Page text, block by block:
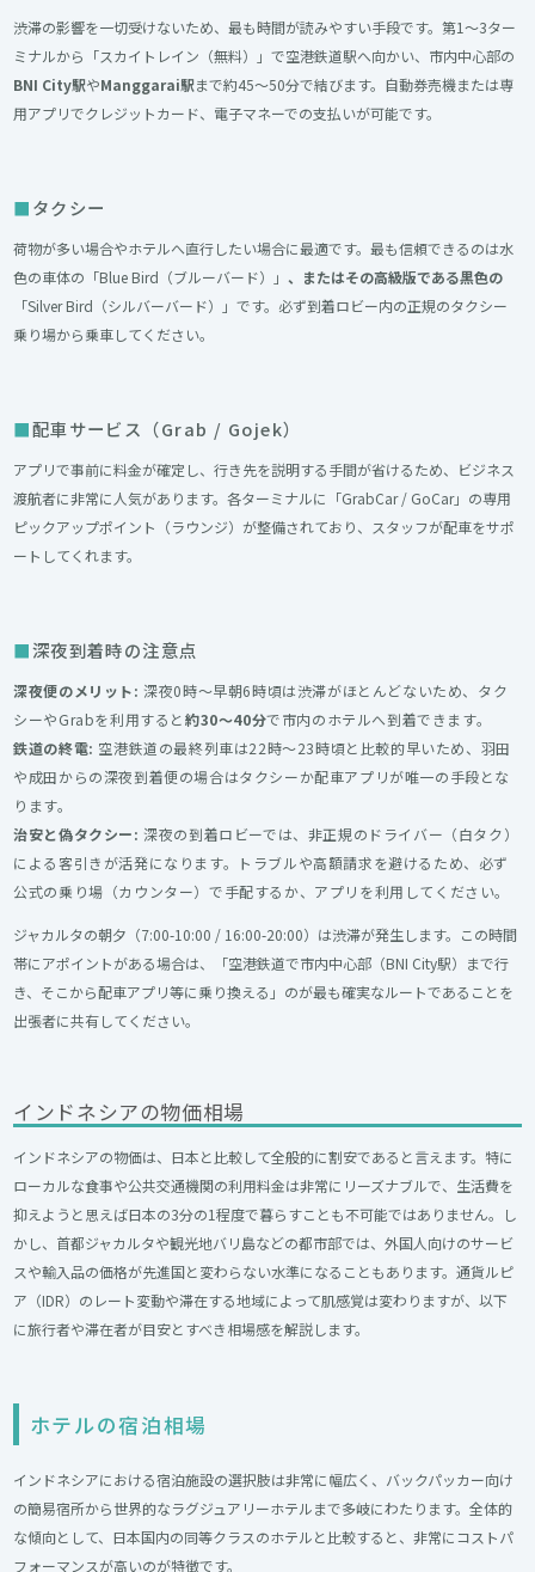
渋滞の影響を一切受けないため、最も時間が読みやすい手段です。第1〜3ター
ミナルから「スカイトレイン（無料）」で空港鉄道駅へ向かい、市内中心部の
BNI City駅やManggarai駅まで約45〜50分で結びます。自動券売機または専
用アプリでクレジットカード、電子マネーでの支払いが可能です。
タクシー
荷物が多い場合やホテルへ直行したい場合に最適です。最も信頼できるのは水
色の車体の「Blue Bird（ブルーバード）」、またはその高級版である黒色の
「Silver Bird（シルバーバード）」です。必ず到着ロビー内の正規のタクシー
乗り場から乗車してください。
配車サービス（Grab / Gojek）
アプリで事前に料金が確定し、行き先を説明する手間が省けるため、ビジネス
渡航者に非常に人気があります。各ターミナルに「GrabCar / GoCar」の専用
ピックアップポイント（ラウンジ）が整備されており、スタッフが配車をサポ
ートしてくれます。
深夜到着時の注意点
深夜便のメリット: 深夜0時〜早朝6時頃は渋滞がほとんどないため、タク
シーやGrabを利用すると約30〜40分で市内のホテルへ到着できます。
鉄道の終電: 空港鉄道の最終列車は22時〜23時頃と比較的早いため、羽田
や成田からの深夜到着便の場合はタクシーか配車アプリが唯一の手段とな
ります。
治安と偽タクシー: 深夜の到着ロビーでは、非正規のドライバー（白タク）
による客引きが活発になります。トラブルや高額請求を避けるため、必ず
公式の乗り場（カウンター）で手配するか、アプリを利用してください。
ジャカルタの朝夕（7:00-10:00 / 16:00-20:00）は渋滞が発生します。この時間
帯にアポイントがある場合は、「空港鉄道で市内中心部（BNI City駅）まで行
き、そこから配車アプリ等に乗り換える」のが最も確実なルートであることを
出張者に共有してください。
インドネシアの物価相場
インドネシアの物価は、日本と比較して全般的に割安であると言えます。特に
ローカルな食事や公共交通機関の利用料金は非常にリーズナブルで、生活費を
抑えようと思えば日本の3分の1程度で暮らすことも不可能ではありません。し
かし、首都ジャカルタや観光地バリ島などの都市部では、外国人向けのサービ
スや輸入品の価格が先進国と変わらない水準になることもあります。通貨ルピ
ア（IDR）のレート変動や滞在する地域によって肌感覚は変わりますが、以下
に旅行者や滞在者が目安とすべき相場感を解説します。
ホテルの宿泊相場
インドネシアにおける宿泊施設の選択肢は非常に幅広く、バックパッカー向け
の簡易宿所から世界的なラグジュアリーホテルまで多岐にわたります。全体的
な傾向として、日本国内の同等クラスのホテルと比較すると、非常にコストパ
フォーマンスが高いのが特徴です。